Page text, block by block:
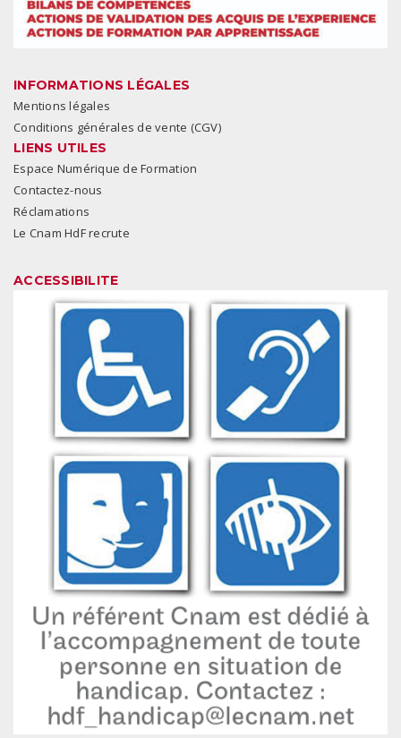
INFORMATIONS LÉGALES
Mentions légales
Conditions générales de vente (CGV)
LIENS UTILES
Espace Numérique de Formation
Contactez-nous
Réclamations
Le Cnam HdF recrute
ACCESSIBILITE